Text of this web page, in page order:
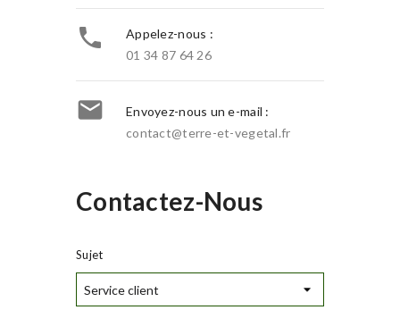

Appelez-nous :
01 34 87 64 26

Envoyez-nous un e-mail :
contact@terre-et-vegetal.fr
Contactez-Nous
Sujet